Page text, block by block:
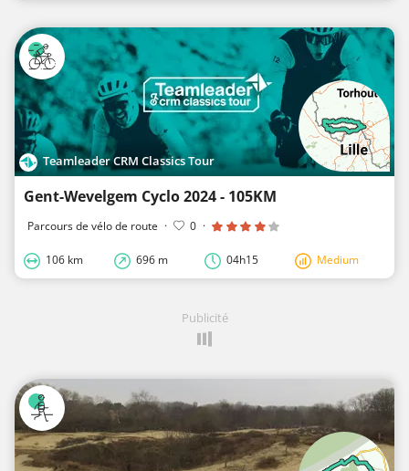
Teamleader CRM Classics Tour
Gent-Wevelgem Cyclo 2024 - 105KM
Parcours de vélo de route · 0 ·
106 km 696 m 04h15 Medium
Publicité